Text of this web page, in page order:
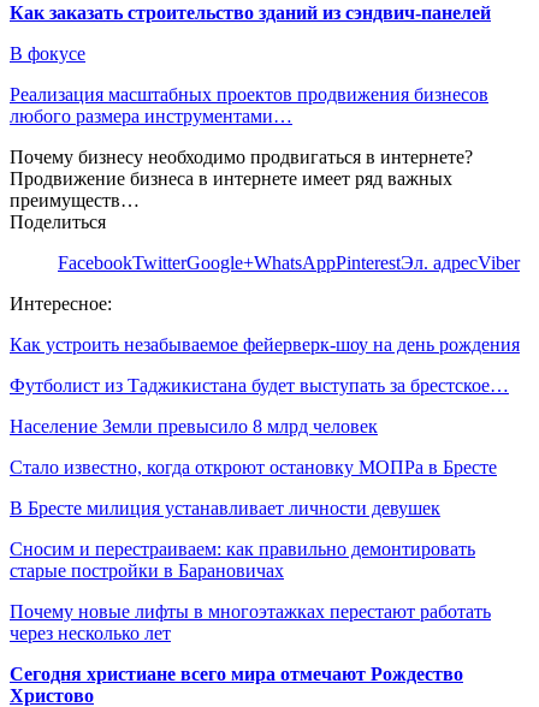
Как заказать строительство зданий из сэндвич-панелей
В фокусе
Реализация масштабных проектов продвижения бизнесов
любого размера инструментами…
Почему бизнесу необходимо продвигаться в интернете?
Продвижение бизнеса в интернете имеет ряд важных
преимуществ…
Поделиться
FacebookTwitterGoogle+WhatsAppPinterestЭл. адресViber
Интересное:
Как устроить незабываемое фейерверк-шоу на день рождения
Футболист из Таджикистана будет выступать за брестское…
Население Земли превысило 8 млрд человек
Стало известно, когда откроют остановку МОПРа в Бресте
В Бресте милиция устанавливает личности девушек
Сносим и перестраиваем: как правильно демонтировать
старые постройки в Барановичах
Почему новые лифты в многоэтажках перестают работать
через несколько лет
Сегодня христиане всего мира отмечают Рождество
Христово